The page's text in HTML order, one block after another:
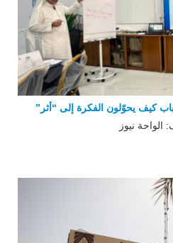
كيف يحوّلون الفكرة إلى “أثر”
الواحة نيوز